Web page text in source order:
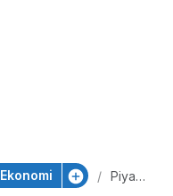
Ekonomi
Piyasa